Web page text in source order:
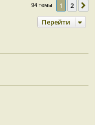
94 темы 1 2
Перейти